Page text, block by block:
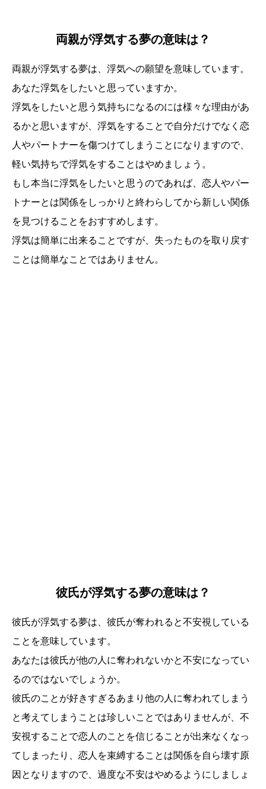
両親が浮気する夢の意味は？
両親が浮気する夢は、浮気への願望を意味しています。
あなた浮気をしたいと思っていますか。
浮気をしたいと思う気持ちになるのには様々な理由があ
るかと思いますが、浮気をすることで自分だけでなく恋
人やパートナーを傷つけてしまうことになりますので、
軽い気持ちで浮気をすることはやめましょう。
もし本当に浮気をしたいと思うのであれば、恋人やパー
トナーとは関係をしっかりと終わらしてから新しい関係
を見つけることをおすすめします。
浮気は簡単に出来ることですが、失ったものを取り戻す
ことは簡単なことではありません。
彼氏が浮気する夢の意味は？
彼氏が浮気する夢は、彼氏が奪われると不安視している
ことを意味しています。
あなたは彼氏が他の人に奪われないかと不安になってい
るのではないでしょうか。
彼氏のことが好きすぎるあまり他の人に奪われてしまう
と考えてしまうことは珍しいことではありませんが、不
安視することで恋人のことを信じることが出来なくなっ
てしまったり、恋人を束縛することは関係を自ら壊す原
因となりますので、過度な不安はやめるようにしましょ